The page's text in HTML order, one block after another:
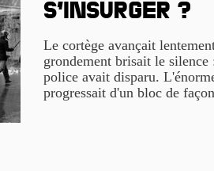
S’insurger ?
Le cortège avançait
grondement brisait le silence
police avait disparu.
progressait d'un bloc de